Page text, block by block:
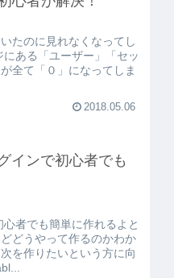
たのに見れなくなってし
ある「ユーザー」「セッ
全て「０」になってしま
2018.05.06
インで初心者でも
者でも簡単に作れるよと
どうやって作るのかわか
を作りたいという方に向